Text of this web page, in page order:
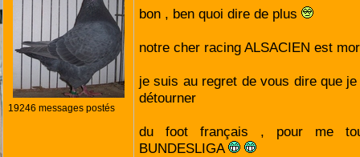
19246 messages postés
bon , ben quoi dire de plus
notre cher racing ALSACIEN est
je suis au regret de vous dire que
détourner
du foot français , pour me
BUNDESLIGA